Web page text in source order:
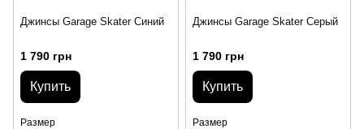
Джинсы Garage Skater Синий
1 790 грн
Купить
Размер
Джинсы Garage Skater Серый
1 790 грн
Купить
Размер